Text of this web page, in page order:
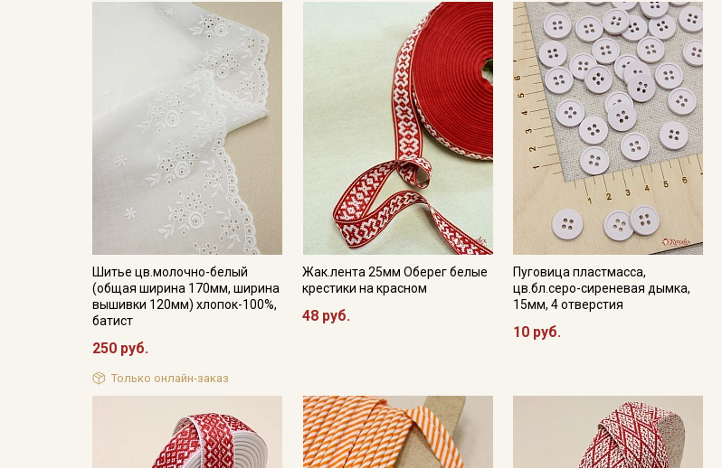
Шитье цв.молочно-белый
(общая ширина 170мм, ширина
вышивки 120мм) хлопок-100%,
батист
250 руб.
Только онлайн-заказ
Жак.лента 25мм Оберег белые
крестики на красном
48 руб.
Пуговица пластмасса,
цв.бл.серо-сиреневая дымка,
15мм, 4 отверстия
10 руб.